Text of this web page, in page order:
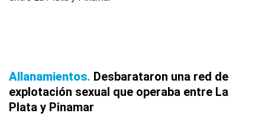
Allanamientos Desbarataron una red de
explotación sexual que operaba entre La
Plata y Pinamar